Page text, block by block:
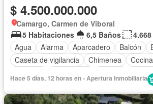
$ 4.500.000.000
Camargo, Carmen de Viboral
5 Habitaciones
6,5 Baños
4.668
Agua
Alarma Aparcadero Balcón
Caseta de vigilancia
Chimenea
Gas
Estudio
Seguridad privada
Tanque de agua
Hace 5 días, 12 horas en - Apertura Inmobiliaria